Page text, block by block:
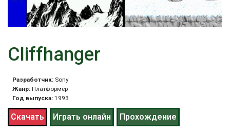
Cliffhanger
Разработчик: Sony
Жанр: Платформер
Год выпуска: 1993
Скачать Играть онлайн Прохождение